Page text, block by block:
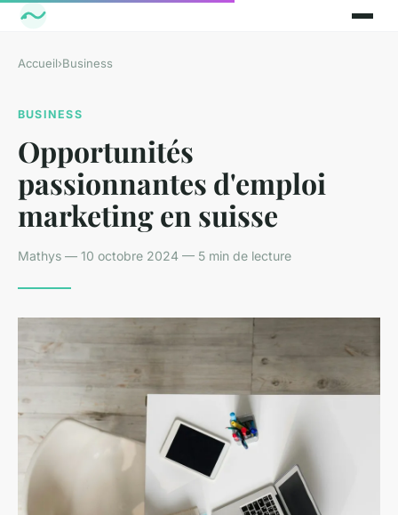
Accueil›Business
BUSINESS
Opportunités
passionnantes d'emploi
marketing en suisse
Mathys — 10 octobre 2024 — 5 min de lecture